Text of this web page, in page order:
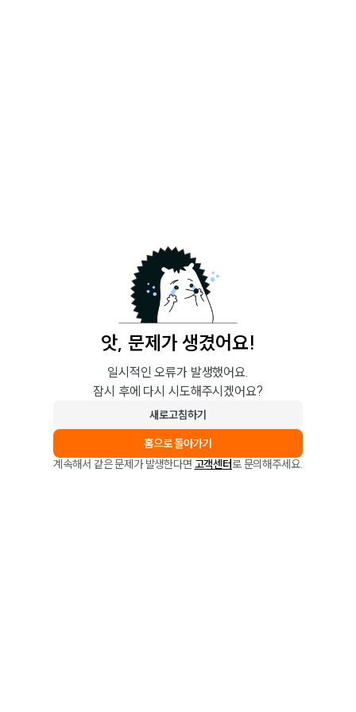
앗, 문제가 생겼어요!
일시적인 오류가 발생했어요.
잠시 후에 다시 시도해주시겠어요?
새로고침하기
홈으로 돌아가기
계속해서 같은 문제가 발생한다면 고객센터로 문의해주세요.